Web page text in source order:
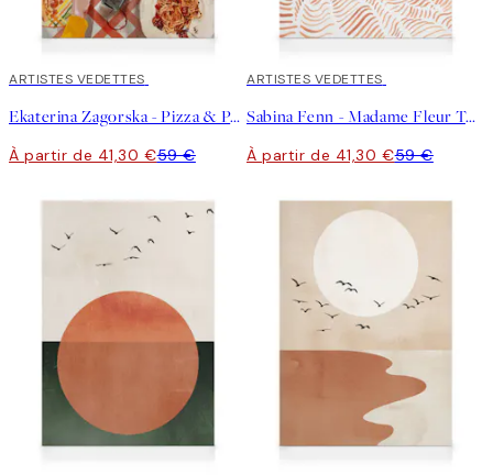
30%*
ARTISTES VEDETTES
Ekaterina Zagorska - Pizza & Pasta Party Toile
À partir de 41,30 €59 €
30%*
ARTISTES VEDETTES
Sabina Fenn - Madame Fleur Toile
À partir de 41,30 €59 €